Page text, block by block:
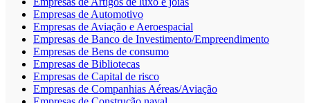
Empresas de Automotivo
Empresas de Aviação e Aeroespacial
Empresas de Banco de Investimento/Empreendimento
Empresas de Bens de consumo
Empresas de Bibliotecas
Empresas de Capital de risco
Empresas de Companhias Aéreas/Aviação